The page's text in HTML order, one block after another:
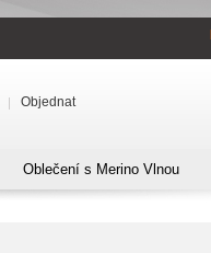
Objednat
Oblečení s Merino Vlnou